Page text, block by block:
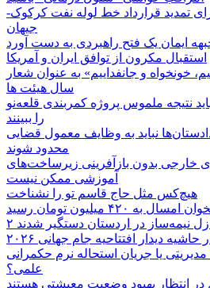
تمدید قرارداد خط لوله نفت کرکوک-
جیهان
ایمان یک فتح راهبردی به دست آورد
استقبال مکرون از توافق ایران و آمریکا
خونخواه و جانفداییم» به عنوان شعار
سال هیئت ها
نتیجه ملموس پروژه کمربندی قلعه‌نو
را ببینند
نباید به وظایف معمول قضایی
محدود شوند
خارجی بدون بازآفرینی زیرساخت‌های
آموزشی ممکن نیست
هیچ‌کس مثل حاج قاسم تو را نشناخت
۴۲۰ میلیون تومان رسید
نیمه‌ساز در اردستان دستگیر شدند
دیدار افتتاحیه جام جهانی ۲۰۲۶
یا جریان استحاله نرم حکمرانی
علمی؟
انتظار بهبود وضعیت معیشتی هستند